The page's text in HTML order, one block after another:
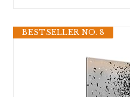
BESTSELLER NO. 8